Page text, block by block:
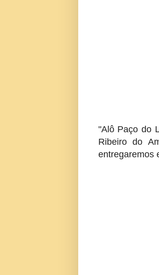
"Alô Paço do
Ribeiro do
entregaremos